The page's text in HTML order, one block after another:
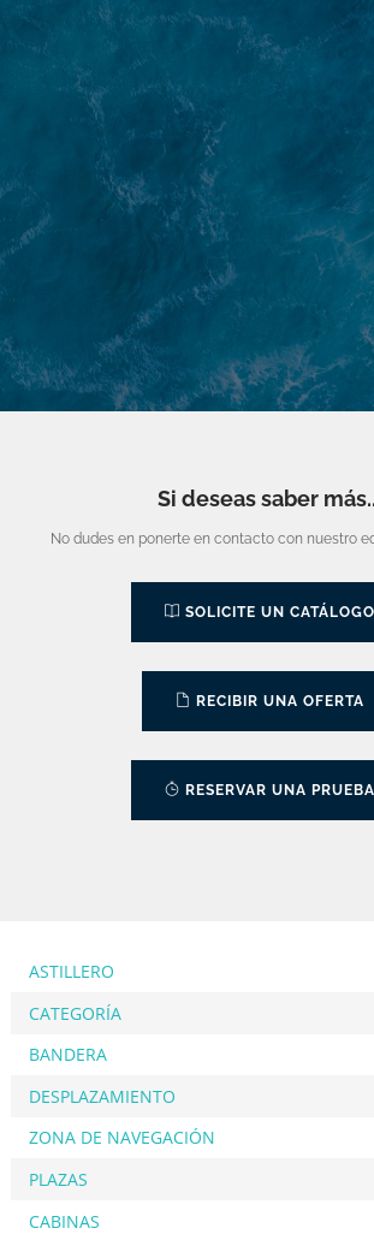
Si deseas saber
No dudes en ponerte en contacto con nuestro
SOLICITE UN CATÁLOGO
RECIBIR UNA OFERTA
RESERVAR UNA PRUEBA
ASTILLERO
CATEGORÍA
BANDERA
DESPLAZAMIENTO
ZONA DE NAVEGACIÓN
PLAZAS
CABINAS